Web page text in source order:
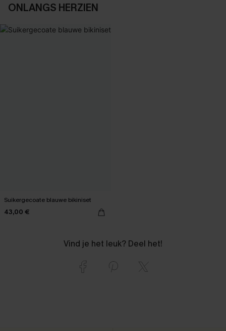
ONLANGS HERZIEN
Suikergecoate blauwe bikiniset
43,00 €
Vind je het leuk? Deel het!